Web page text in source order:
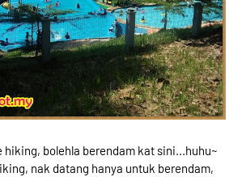
hiking, bolehla berendam kat sini...huhu~
nak datang hanya untuk berendam,